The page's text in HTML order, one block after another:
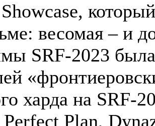
весомая – и
SRF-2023 была
харда на SRF-
Plan,